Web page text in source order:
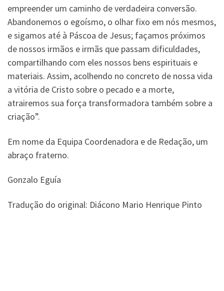
empreender um caminho de verdadeira conversão.
Abandonemos o egoísmo, o olhar fixo em nós mesmos,
e sigamos até à Páscoa de Jesus; façamos próximos
de nossos irmãos e irmãs que passam dificuldades,
compartilhando com eles nossos bens espirituais e
materiais. Assim, acolhendo no concreto de nossa vida
a vitória de Cristo sobre o pecado e a morte,
atrairemos sua força transformadora também sobre a
criação”.
Em nome da Equipa Coordenadora e de Redação, um
abraço fraterno.
Gonzalo Eguía
Tradução do original: Diácono Mario Henrique Pinto